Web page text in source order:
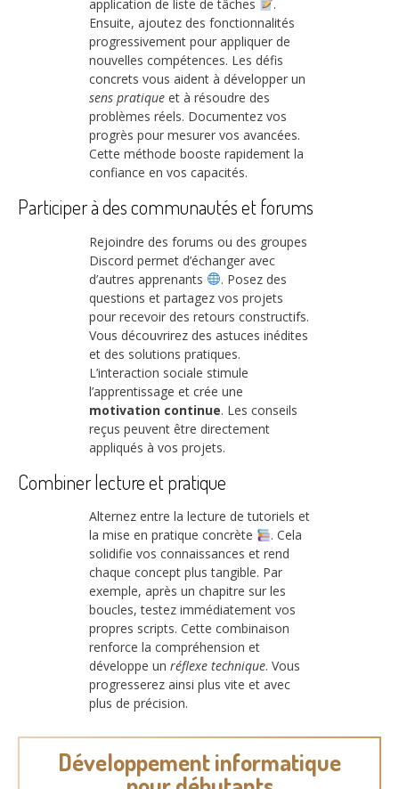
application de liste de tâches
.
Ensuite, ajoutez des fonctionnalités
progressivement pour appliquer de
nouvelles compétences. Les défis
concrets vous aident à développer un
sens pratique et à résoudre des
problèmes réels. Documentez vos
progrès pour mesurer vos avancées.
Cette méthode booste rapidement la
confiance en vos capacités.
Participer à des communautés et forums
Rejoindre des forums ou des groupes
Discord permet d’échanger avec
d’autres apprenants
. Posez des
questions et partagez vos projets
pour recevoir des retours constructifs.
Vous découvrirez des astuces inédites
et des solutions pratiques.
L’interaction sociale stimule
l’apprentissage et crée une
motivation continue. Les conseils
reçus peuvent être directement
appliqués à vos projets.
Combiner lecture et pratique
Alternez entre la lecture de tutoriels et
la mise en pratique concrète
. Cela
solidifie vos connaissances et rend
chaque concept plus tangible. Par
exemple, après un chapitre sur les
boucles, testez immédiatement vos
propres scripts. Cette combinaison
renforce la compréhension et
développe un réflexe technique. Vous
progresserez ainsi plus vite et avec
plus de précision.
Développement informatique